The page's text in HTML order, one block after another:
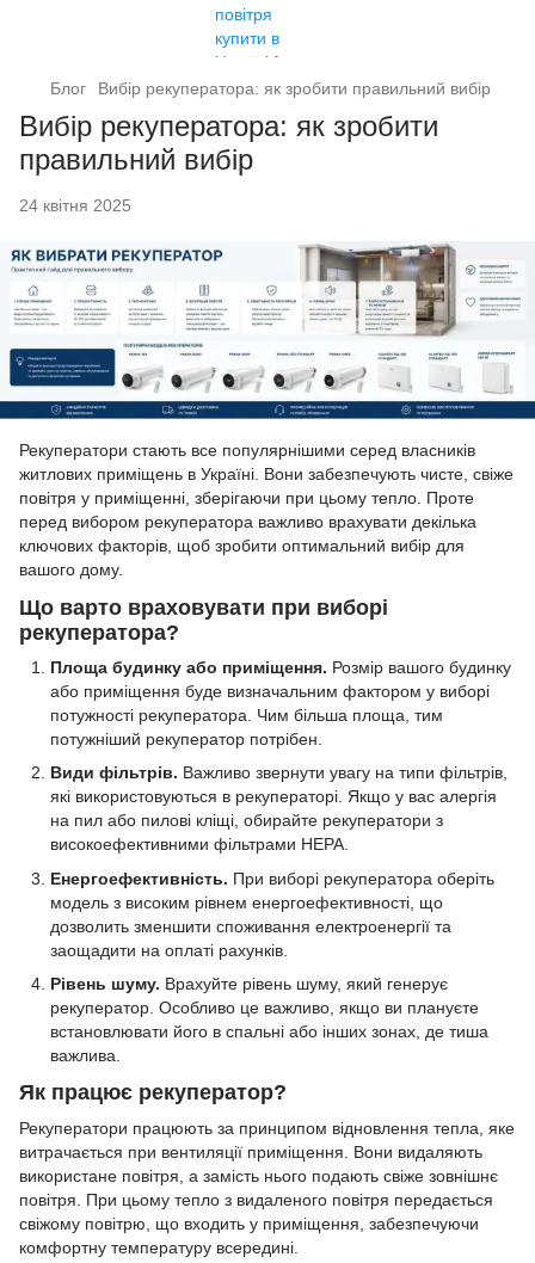
Блог Вибір рекуператора: як зробити правильний вибір
Вибір рекуператора: як зробити
правильний вибір
24 квітня 2025
Рекуператори стають все популярнішими серед власників
житлових приміщень в Україні. Вони забезпечують чисте, свіже
повітря у приміщенні, зберігаючи при цьому тепло. Проте
перед вибором рекуператора важливо врахувати декілька
ключових факторів, щоб зробити оптимальний вибір для
вашого дому.
Що варто враховувати при виборі
рекуператора?
Площа будинку або приміщення. Розмір вашого будинку
або приміщення буде визначальним фактором у виборі
потужності рекуператора. Чим більша площа, тим
потужніший рекуператор потрібен.
Види фільтрів. Важливо звернути увагу на типи фільтрів,
які використовуються в рекуператорі. Якщо у вас алергія
на пил або пилові кліщі, обирайте рекуператори з
високоефективними фільтрами HEPA.
Енергоефективність. При виборі рекуператора оберіть
модель з високим рівнем енергоефективності, що
дозволить зменшити споживання електроенергії та
заощадити на оплаті рахунків.
Рівень шуму. Врахуйте рівень шуму, який генерує
рекуператор. Особливо це важливо, якщо ви плануєте
встановлювати його в спальні або інших зонах, де тиша
важлива.
Як працює рекуператор?
Рекуператори працюють за принципом відновлення тепла, яке
витрачається при вентиляції приміщення. Вони видаляють
використане повітря, а замість нього подають свіже зовнішнє
повітря. При цьому тепло з видаленого повітря передається
свіжому повітрю, що входить у приміщення, забезпечуючи
комфортну температуру всередині.